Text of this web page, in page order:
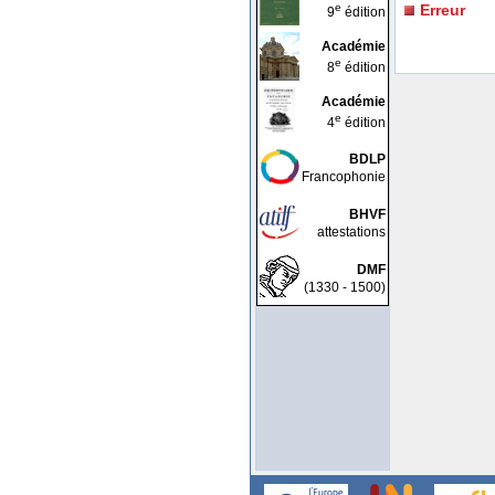
9e édition
Académie
8e édition
Académie
4e édition
BDLP
Francophonie
BHVF
attestations
DMF
(1330 - 1500)
Erreur